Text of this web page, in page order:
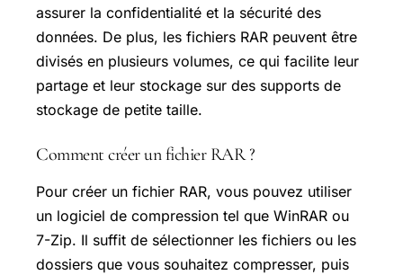
assurer la confidentialité et la sécurité des
données. De plus, les fichiers RAR peuvent être
divisés en plusieurs volumes, ce qui facilite leur
partage et leur stockage sur des supports de
stockage de petite taille.
Comment créer un fichier RAR ?
Pour créer un fichier RAR, vous pouvez utiliser
un logiciel de compression tel que WinRAR ou
7-Zip. Il suffit de sélectionner les fichiers ou les
dossiers que vous souhaitez compresser, puis